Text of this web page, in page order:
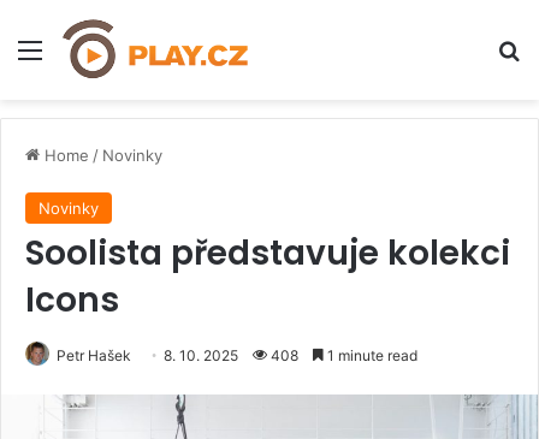
Menu
Home / Novinky
Novinky
Soolista představuje kolekci
Icons
Petr Hašek 8. 10. 2025 408 1 minute read